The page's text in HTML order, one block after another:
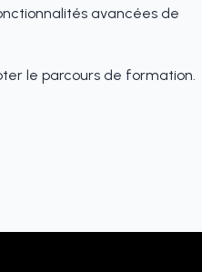
avancées de
le parcours de formation.